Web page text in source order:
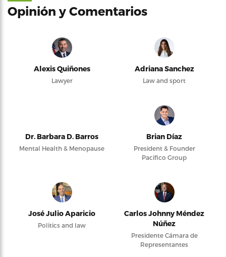
Opinión y Comentarios
Alexis Quiñones
Lawyer
Adriana Sanchez
Law and sport
Dr. Barbara D. Barros
Mental Health & Menopause
Brian Díaz
President & Founder
Pacifico Group
José Julio Aparicio
Politics and law
Carlos Johnny Méndez
Núñez
Presidente Cámara de
Representantes